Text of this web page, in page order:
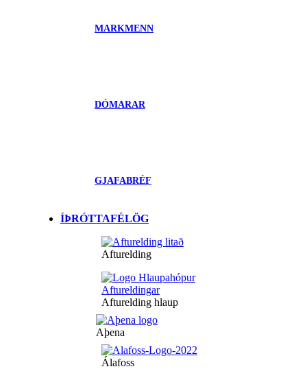
MARKMENN
DÓMARAR
GJAFABRÉF
ÍÞRÓTTAFÉLÖG
Afturelding
Afturelding hlaup
Aþena
Álafoss